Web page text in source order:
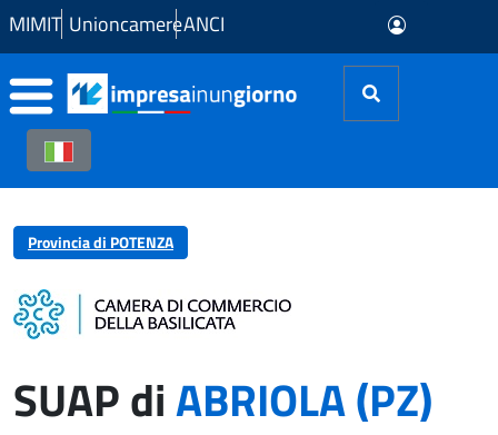
Skip to Main Content
MIMIT UnioncamereANCI
Provincia di POTENZA
SUAP diABRIOLA (PZ)